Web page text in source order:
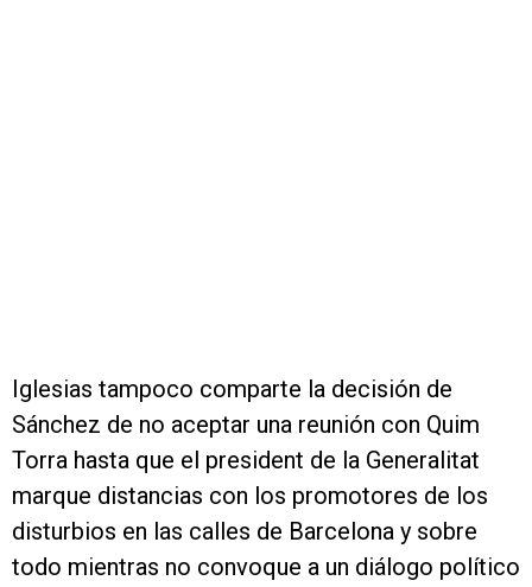
Iglesias tampoco comparte la decisión de
Sánchez de no aceptar una reunión con Quim
Torra hasta que el president de la Generalitat
marque distancias con los promotores de los
disturbios en las calles de Barcelona y sobre
todo mientras no convoque a un diálogo político